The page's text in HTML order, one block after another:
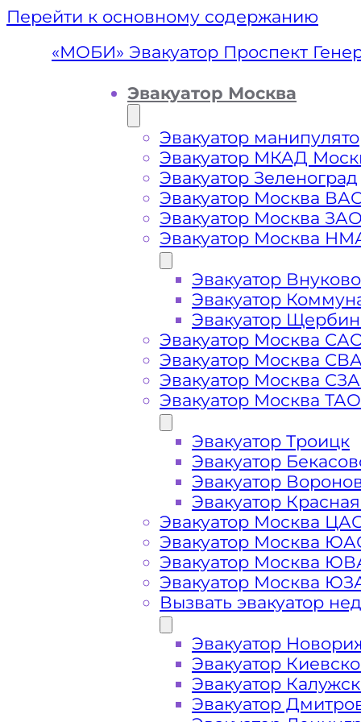
Перейти к основному содержанию
Эвакуатор
Вызвать эвакуатор
Эвакуатор Проспект Генерала
срочном вызове, подача
производитсяза 15 минут
Погрузим бережно- в наличии
автомобиля с Проспекта
Перевезём аккуратно- за рулем
Цена известна при заказе услуги
«МОБИ» Эвакуатор Проспект
Эвакуатор Москва
Эвакуатор
Эвакуатор МКАД
Эвакуатор Зеленоград
Эвакуатор Москва
Эвакуатор Москва
Эвакуатор Москва
Эвакуатор Внуково
Эвакуатор
Эвакуатор
Эвакуатор Москва
Эвакуатор Москва
Эвакуатор Москва
Эвакуатор Москва ТАО
Эвакуатор Троицк
Эвакуатор
Эвакуатор
Эвакуатор
Эвакуатор Москва
Эвакуатор Москва
Эвакуатор Москва
Эвакуатор Москва
Вызвать эвакуатор
Эвакуатор
Эвакуатор
Эвакуатор
Эвакуатор